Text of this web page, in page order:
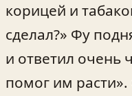
корицей и
сделал?» Фу
и ответил очень
помог им